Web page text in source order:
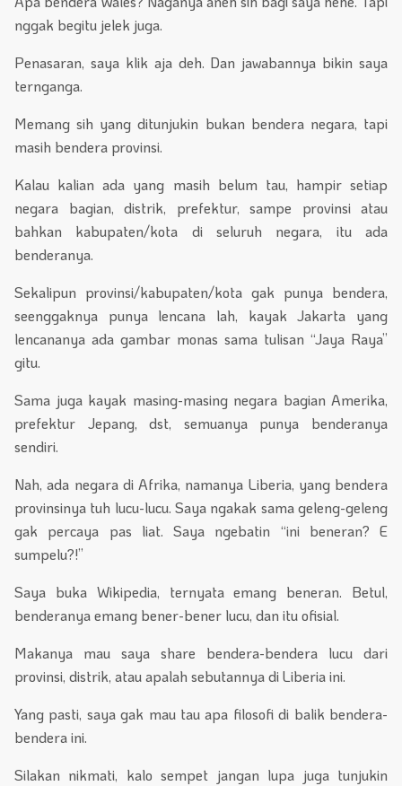
nggak begitu jelek juga.
Penasaran, saya klik aja deh. Dan jawabannya bikin saya
ternganga.
Memang sih yang ditunjukin bukan bendera negara, tapi
masih bendera provinsi.
Kalau kalian ada yang masih belum tau, hampir setiap
negara bagian, distrik, prefektur, sampe provinsi atau
bahkan kabupaten/kota di seluruh negara, itu ada
benderanya.
Sekalipun provinsi/kabupaten/kota gak punya bendera,
seenggaknya punya lencana lah, kayak Jakarta yang
lencananya ada gambar monas sama tulisan “Jaya Raya”
gitu.
Sama juga kayak masing-masing negara bagian Amerika,
prefektur Jepang, dst, semuanya punya benderanya
sendiri.
Nah, ada negara di Afrika, namanya Liberia, yang bendera
provinsinya tuh lucu-lucu. Saya ngakak sama geleng-geleng
gak percaya pas liat. Saya ngebatin “ini beneran? E
sumpelu?!”
Saya buka Wikipedia, ternyata emang beneran. Betul,
benderanya emang bener-bener lucu, dan itu ofisial.
Makanya mau saya share bendera-bendera lucu dari
provinsi, distrik, atau apalah sebutannya di Liberia ini.
Yang pasti, saya gak mau tau apa filosofi di balik bendera-
bendera ini.
Silakan nikmati, kalo sempet jangan lupa juga tunjukin